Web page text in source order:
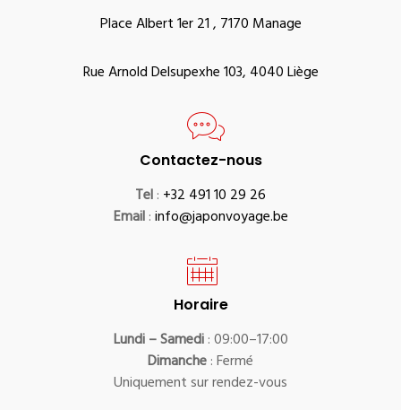
Place Albert 1er 21 , 7170 Manage
Rue Arnold Delsupexhe 103, 4040 Liège
Contactez-nous
Tel: +32 491 10 29 26
Email:info@japonvoyage.be
Horaire
Lundi – Samedi: 09:00–17:00
Dimanche: Fermé
Uniquement sur rendez-vous